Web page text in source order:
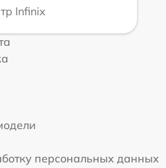
Infinix
персональных данных